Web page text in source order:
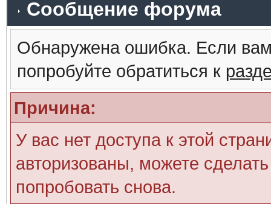
Сообщение форума
Обнаружена ошибка. Если
попробуйте обратиться к
Причина:
У вас нет доступа к этой
авторизованы, можете
попробовать снова.